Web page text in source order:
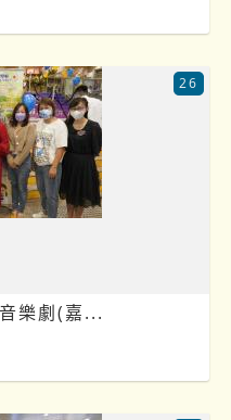
樂劇(嘉...
26